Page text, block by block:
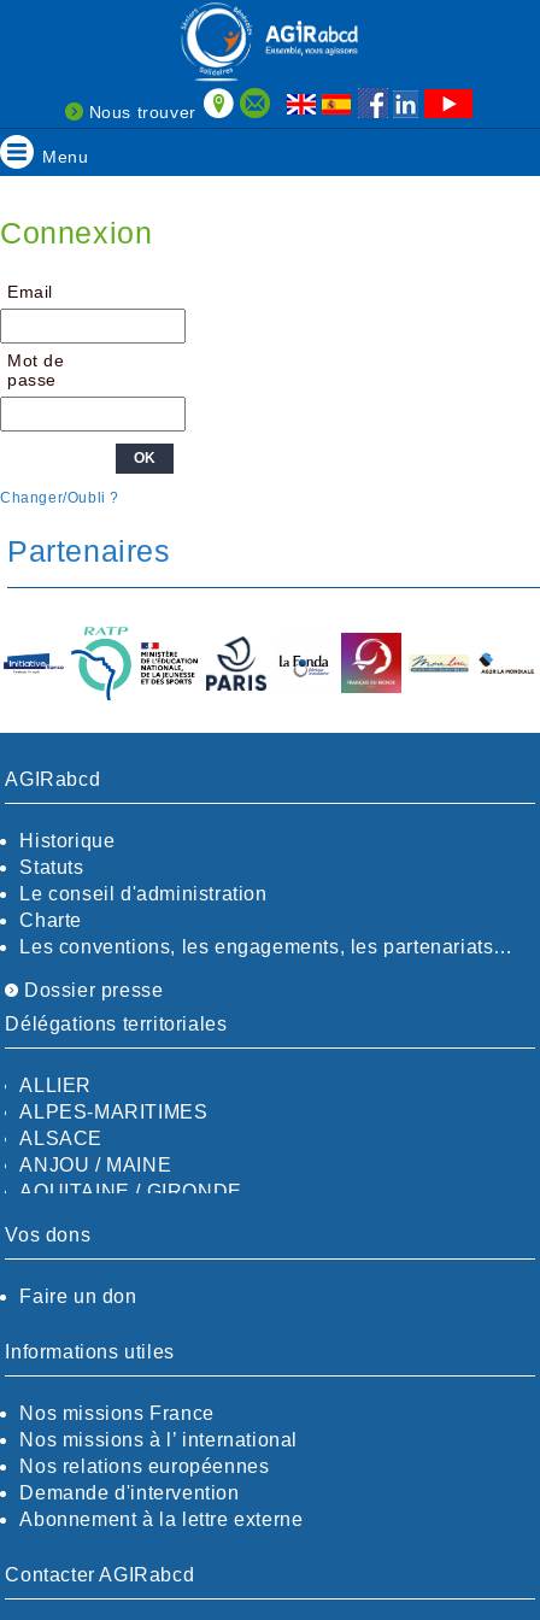
Nous trouver
Menu
Connexion
Email
Mot de
passe
Changer/Oubli ?
Partenaires
AGIRabcd
Historique
Statuts
Le conseil d'administration
Charte
Les conventions, les engagements, les partenariats…
Dossier presse
Délégations territoriales
ALLIER
ALPES-MARITIMES
ALSACE
ANJOU / MAINE
AQUITAINE / GIRONDE
AUDE
CALVADOS-ORNE
CHARENTE-MARITIME
CÖTE-D'OR
CÖTES-D'ARMOR
DORDOGNE
DRÖME / ARDÈCHE
ESSONNE
EURE-ET-LOIR
FINISTÈRE
Vos dons
Faire un don
Informations utiles
Nos missions France
Nos missions à l’ international
Nos relations européennes
Demande d'intervention
Abonnement à la lettre externe
Contacter AGIRabcd